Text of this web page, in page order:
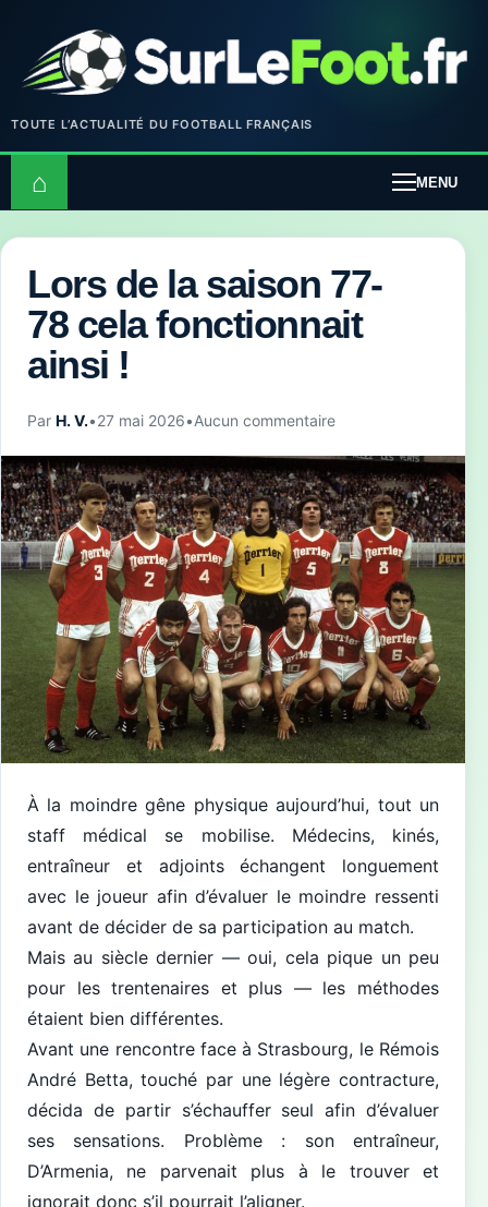
TOUTE L’ACTUALITÉ DU FOOTBALL FRANÇAIS
⌂ MENU
Lors de la saison 77-
78 cela fonctionnait
ainsi !
Par H. V.•27 mai 2026•Aucun commentaire
À la moindre gêne physique aujourd’hui, tout un
staff médical se mobilise. Médecins, kinés,
entraîneur et adjoints échangent longuement
avec le joueur afin d’évaluer le moindre ressenti
avant de décider de sa participation au match.
Mais au siècle dernier — oui, cela pique un peu
pour les trentenaires et plus — les méthodes
étaient bien différentes.
Avant une rencontre face à Strasbourg, le Rémois
André Betta, touché par une légère contracture,
décida de partir s’échauffer seul afin d’évaluer
ses sensations. Problème : son entraîneur,
D’Armenia, ne parvenait plus à le trouver et
ignorait donc s’il pourrait l’aligner.